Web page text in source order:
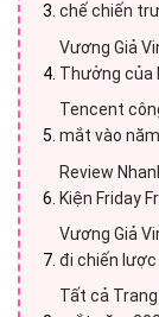
chế chiến
Vương Giả
Thưởng của
Tencent
mắt vào
Review
Kiện Friday
Vương Giả
đi chiến
Tất cả